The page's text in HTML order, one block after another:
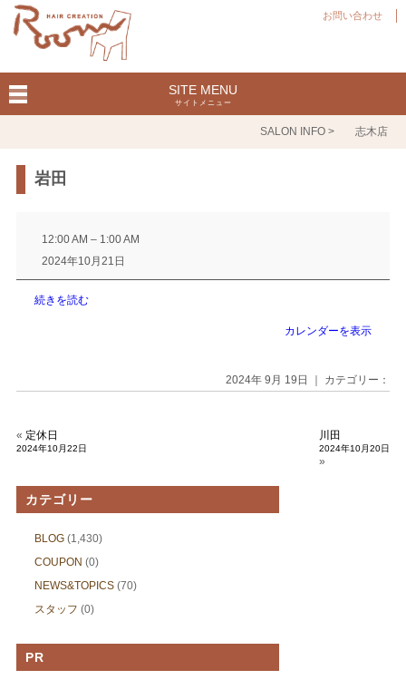
お問い合わせ
SITE MENU
サイトメニュー
SALON INFO > 志木店
岩田
12:00 AM – 1:00 AM
2024年10月21日
続きを読む
カレンダーを表示
2024年 9月 19日 ｜ カテゴリー：
« 定休日
2024年10月22日
川田
2024年10月20日
»
カテゴリー
BLOG(1,430)
COUPON (0)
NEWS&TOPICS(70)
スタッフ (0)
PR